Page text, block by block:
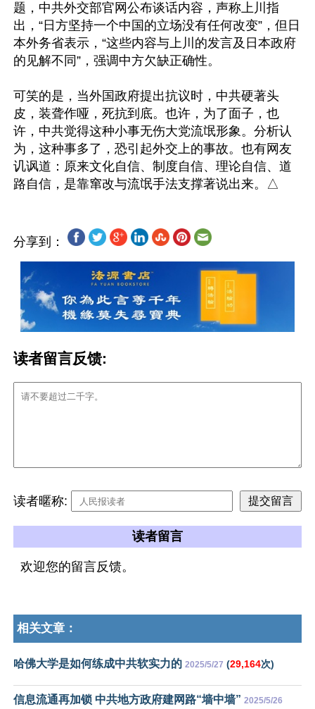
题，中共外交部官网公布谈话内容，声称上川指
出，“日方坚持一个中国的立场没有任何改变”，但日
本外务省表示，“这些内容与上川的发言及日本政府
的见解不同”，强调中方欠缺正确性。
可笑的是，当外国政府提出抗议时，中共硬著头
皮，装聋作哑，死抗到底。也许，为了面子，也
许，中共觉得这种小事无伤大党流氓形象。分析认
为，这种事多了，恐引起外交上的事故。也有网友
讥讽道：原来文化自信、制度自信、理论自信、道
分享到：
读者留言反馈:
读者暱称:
读者留言
欢迎您的留言反馈。
相关文章：
哈佛大学是如何练成中共软实力的 2025/5/27 (29,164次)
信息流通再加锁 中共地方政府建网路“墙中墙” 2025/5/26